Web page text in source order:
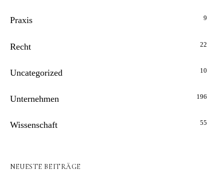
Praxis 9
Recht 22
Uncategorized 10
Unternehmen 196
Wissenschaft 55
NEUESTE BEITRÄGE